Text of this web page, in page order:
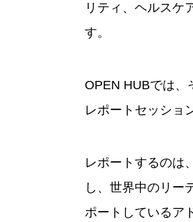
リティ、ヘルスケ
す。
OPEN HUBでは、
レポートセッショ
レポートするのは
し、世界中のリー
ポートしているア